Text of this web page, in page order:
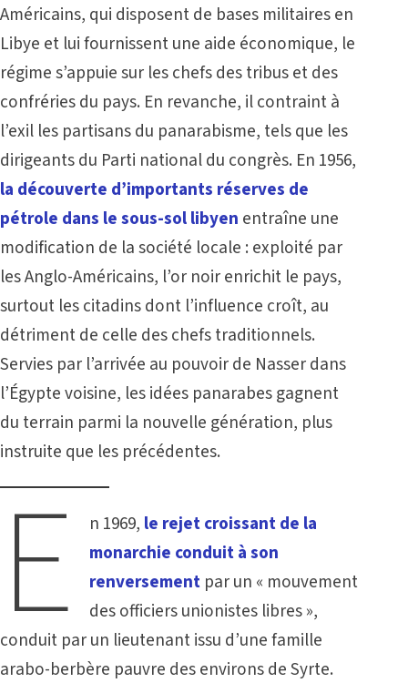
Américains, qui disposent de bases militaires en
Libye et lui fournissent une aide économique, le
régime s’appuie sur les chefs des tribus et des
confréries du pays. En revanche, il contraint à
l’exil les partisans du panarabisme, tels que les
dirigeants du Parti national du congrès. En 1956,
la découverte d’importants réserves de
pétrole dans le sous-sol libyen entraîne une
modification de la société locale : exploité par
les Anglo-Américains, l’or noir enrichit le pays,
surtout les citadins dont l’influence croît, au
détriment de celle des chefs traditionnels.
Servies par l’arrivée au pouvoir de Nasser dans
l’Égypte voisine, les idées panarabes gagnent
du terrain parmi la nouvelle génération, plus
instruite que les précédentes.
E n 1969, le rejet croissant de la
monarchie conduit à son
renversement par un « mouvement
des officiers unionistes libres »,
conduit par un lieutenant issu d’une famille
arabo-berbère pauvre des environs de Syrte.